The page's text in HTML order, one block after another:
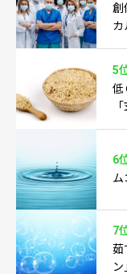
創
カ
5
低
6
7
茹